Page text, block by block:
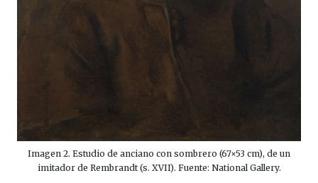
Imagen 2. Estudio de anciano con sombrero (67×53 cm), de un
imitador de Rembrandt (s. XVII). Fuente: National Gallery.